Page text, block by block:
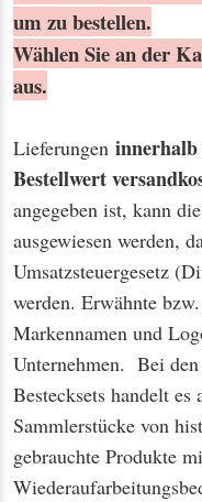
um zu bestellen.
Wählen Sie an der
aus.
Lieferungen innerhalb
Bestellwert
angegeben ist, kann
ausgewiesen werden,
Umsatzsteuergesetz
werden. Erwähnte
Markennamen und
Unternehmen. Bei
Bestecksets handelt
Sammlerstücke von
gebrauchte Produkte